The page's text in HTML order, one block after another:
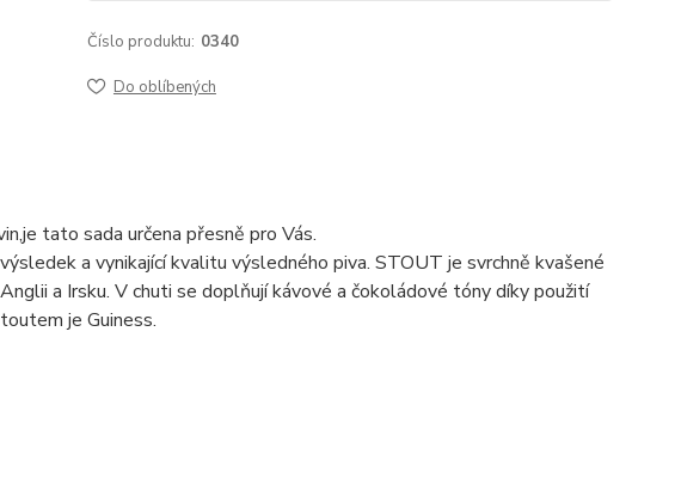
Číslo produktu: 0340
Do oblíbených
tato sada určena přesně pro Vás.
a vynikající kvalitu výsledného piva. STOUT je svrchně kvašené
a Irsku. V chuti se doplňují kávové a čokoládové tóny díky použití
je Guiness.